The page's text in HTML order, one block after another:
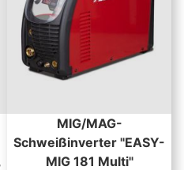
MIG/MAG-
Schweißinverter "EASY-
MIG 181 Multi"